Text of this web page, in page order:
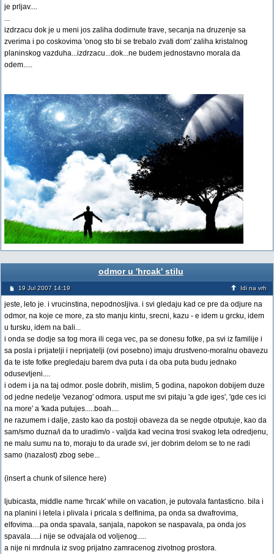
je prljav....
...
izdrzacu dok je u meni jos zaliha dodirnute trave, secanja na druzenje sa
zverima i po coskovima 'onog sto bi se trebalo zvati dom' zaliha kristalnog
planinskog vazduha...izdrzacu...dok...ne budem jednostavno morala da
odem.....
odmor u 'hrcak' stilu
19 Jul 2007 14:19 Idi na vrh
jeste, leto je. i vrucinstina, nepodnosljiva. i svi gledaju kad ce pre da odjure na
odmor, na koje ce more, za sto manju kintu, srecni, kazu - e idem u grcku, idem
u tursku, idem na bali...
i onda se dodje sa tog mora ili cega vec, pa se donesu fotke, pa svi iz familije i
sa posla i prijatelji i neprijatelji (ovi posebno) imaju drustveno-moralnu obavezu
da te iste fotke pregledaju barem dva puta i da oba puta budu jednako
odusevljeni....
i odem i ja na taj odmor. posle dobrih, mislim, 5 godina, napokon dobijem duze
od jedne nedelje 'vezanog' odmora. usput me svi pitaju 'a gde iges', 'gde ces ici
na more' a 'kada putujes.....boah....
ne razumem i dalje, zasto kao da postoji obaveza da se negde otputuje, kao da
sam/smo duzna/i da to uradim/o - valjda kad vecina trosi svakog leta odredjenu,
ne malu sumu na to, moraju to da urade svi, jer dobrim delom se to ne radi
samo (nazalost) zbog sebe...
(insert a chunk of silence here)
ljubicasta, middle name 'hrcak' while on vacation, je putovala fantasticno. bila i
na planini i letela i plivala i pricala s delfinima, pa onda sa dwafrovima,
elfovima....pa onda spavala, sanjala, napokon se naspavala, pa onda jos
spavala.....i nije se odvajala od voljenog.....
a nije ni mrdnula iz svog prijatno zamracenog zivotnog prostora.